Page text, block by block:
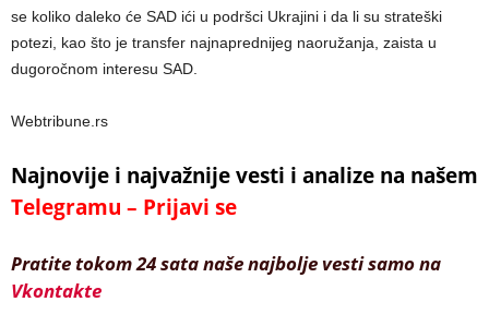
se koliko daleko će SAD ići u podršci Ukrajini i da li su strateški
potezi, kao što je transfer najnaprednijeg naoružanja, zaista u
dugoročnom interesu SAD.
Webtribune.rs
Najnovije i najvažnije vesti i analize na našem
Telegramu – Prijavi se
Pratite tokom 24 sata naše najbolje vesti samo na
Vkontakte